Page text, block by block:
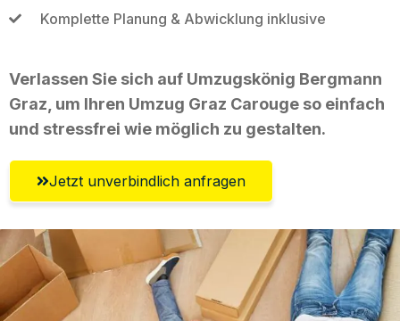
Komplette Planung & Abwicklung inklusive
Verlassen Sie sich auf Umzugskönig Bergmann
Graz, um Ihren Umzug Graz Carouge so einfach
und stressfrei wie möglich zu gestalten.
Jetzt unverbindlich anfragen